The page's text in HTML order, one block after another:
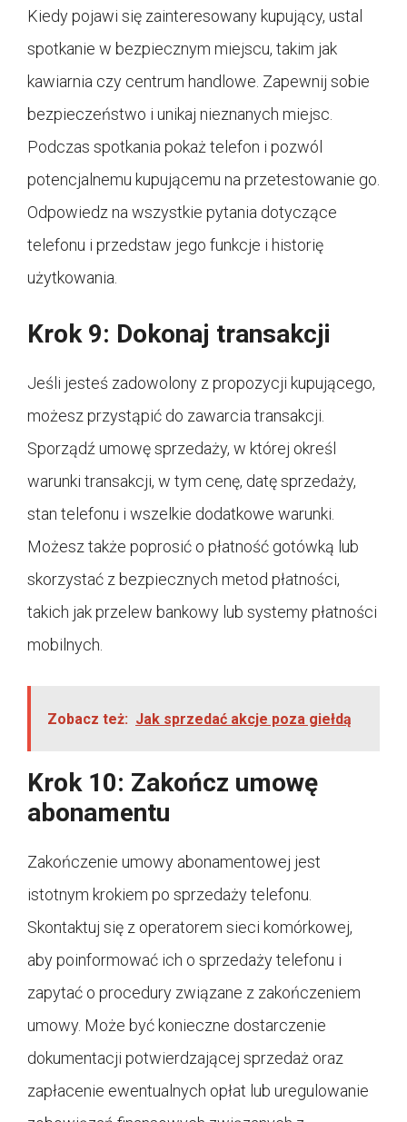
Kiedy pojawi się zainteresowany kupujący, ustal
spotkanie w bezpiecznym miejscu, takim jak
kawiarnia czy centrum handlowe. Zapewnij sobie
bezpieczeństwo i unikaj nieznanych miejsc.
Podczas spotkania pokaż telefon i pozwól
potencjalnemu kupującemu na przetestowanie go.
Odpowiedz na wszystkie pytania dotyczące
telefonu i przedstaw jego funkcje i historię
użytkowania.
Krok 9: Dokonaj transakcji
Jeśli jesteś zadowolony z propozycji kupującego,
możesz przystąpić do zawarcia transakcji.
Sporządź umowę sprzedaży, w której określ
warunki transakcji, w tym cenę, datę sprzedaży,
stan telefonu i wszelkie dodatkowe warunki.
Możesz także poprosić o płatność gotówką lub
skorzystać z bezpiecznych metod płatności,
takich jak przelew bankowy lub systemy płatności
mobilnych.
Zobacz też: Jak sprzedać akcje poza giełdą
Krok 10: Zakończ umowę
abonamentu
Zakończenie umowy abonamentowej jest
istotnym krokiem po sprzedaży telefonu.
Skontaktuj się z operatorem sieci komórkowej,
aby poinformować ich o sprzedaży telefonu i
zapytać o procedury związane z zakończeniem
umowy. Może być konieczne dostarczenie
dokumentacji potwierdzającej sprzedaż oraz
zapłacenie ewentualnych opłat lub uregulowanie